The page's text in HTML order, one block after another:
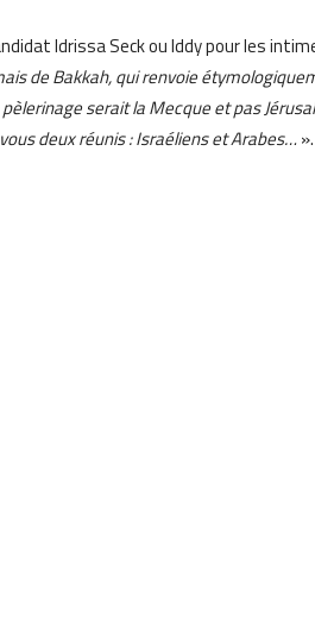
Idrissa Seck ou Iddy pour les
de Bakkah, qui renvoie
serait la Mecque et pas
deux réunis : Israéliens et Arabes…».